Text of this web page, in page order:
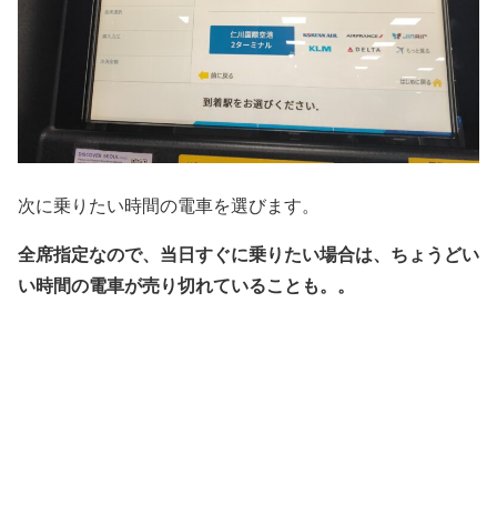
次に乗りたい時間の電車を選びます。
全席指定なので、当日すぐに乗りたい場合は、ちょうどい
い時間の電車が売り切れていることも。。